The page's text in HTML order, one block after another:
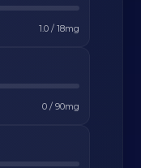
1.0/ 18mg
0/ 90mg